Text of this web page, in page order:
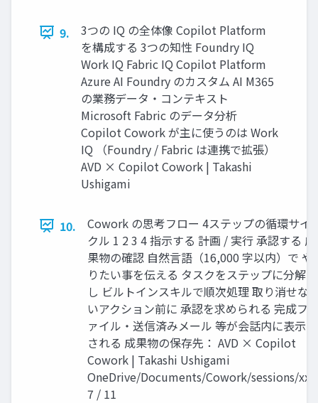
9.
3つの IQ の全体像 Copilot Platform
を構成する 3つの知性 Foundry IQ
Work IQ Fabric IQ Copilot Platform
Azure AI Foundry のカスタム AI M365
の業務データ・コンテキスト
Microsoft Fabric のデータ分析
Copilot Cowork が主に使うのは Work
IQ （Foundry / Fabric は連携で拡張）
AVD × Copilot Cowork | Takashi
Ushigami
10.
Cowork の思考フロー 4ステップの循環サイ
クル 1 2 3 4 指示する 計画 / 実行 承認する 成
果物の確認 自然言語（16,000 字以内）で や
りたい事を伝える タスクをステップに分解
し ビルトインスキルで順次処理 取り消せな
いアクション前に 承認を求められる 完成フ
ァイル・送信済みメール 等が会話内に表示
される 成果物の保存先： AVD × Copilot
Cowork | Takashi Ushigami
OneDrive/Documents/Cowork/sessions/xxx
7 / 11